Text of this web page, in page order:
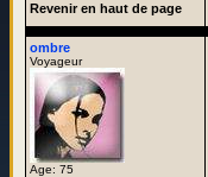
Revenir en haut de page
ombre
Voyageur
Age: 75